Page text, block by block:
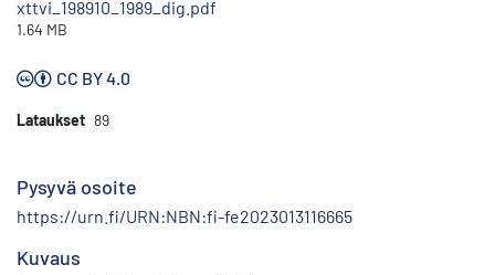
xttvi_198910_1989_dig.pdf
1.64 MB
CC BY 4.0
Lataukset 89
Pysyvä osoite
https://urn.fi/URN:NBN:fi-fe2023013116665
Kuvaus